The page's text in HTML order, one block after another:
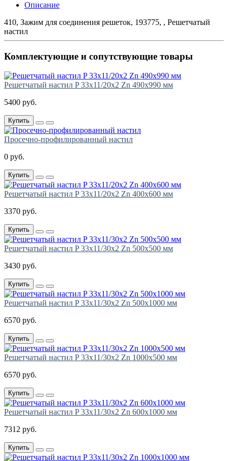
Описание
410, Зажим для соединения решеток, 193775, , Решетчатый
настил
Комплектующие и сопутствующие товары
Решетчатый настил P 33х11/20х2 Zn 490х990 мм
5400 руб.
Купить
Просечно-профилированный настил
0 руб.
Купить
Решетчатый настил P 33х11/20х2 Zn 400х600 мм
3370 руб.
Купить
Решетчатый настил P 33х11/30х2 Zn 500х500 мм
3430 руб.
Купить
Решетчатый настил P 33х11/30х2 Zn 500х1000 мм
6570 руб.
Купить
Решетчатый настил P 33х11/30х2 Zn 1000х500 мм
6570 руб.
Купить
Решетчатый настил P 33х11/30х2 Zn 600х1000 мм
7312 руб.
Купить